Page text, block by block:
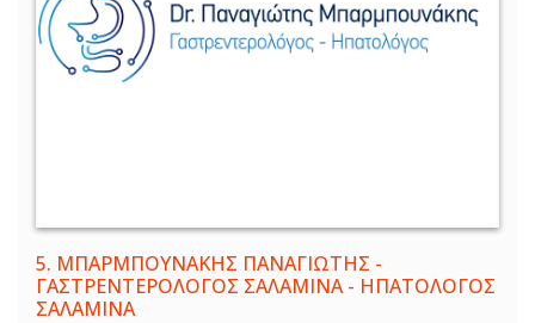
5. ΜΠΑΡΜΠΟΥΝΑΚΗΣ ΠΑΝΑΓΙΩΤΗΣ -
ΓΑΣΤΡΕΝΤΕΡΟΛΟΓΟΣ ΣΑΛΑΜΙΝΑ - ΗΠΑΤΟΛΟΓΟΣ
ΣΑΛΑΜΙΝΑ